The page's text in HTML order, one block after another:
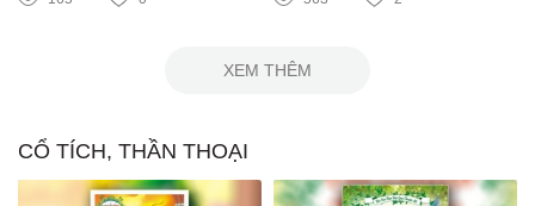
XEM THÊM
CỔ TÍCH, THẦN THOẠI